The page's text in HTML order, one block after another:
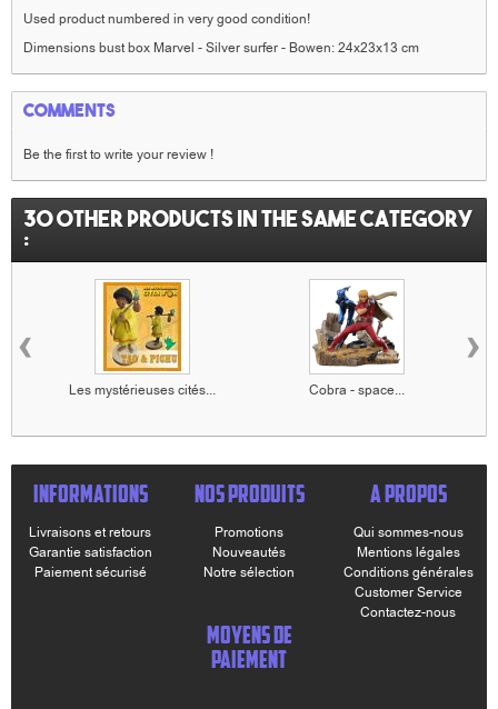
Used product numbered in very good condition!
Dimensions bust box Marvel - Silver surfer - Bowen: 24x23x13 cm
Comments
Be the first to write your review !
30 other products in the same category
:
Les mystérieuses cités... Cobra - space...
‹ ›
INFORMATIONS
Livraisons et retours
Garantie satisfaction
Paiement sécurisé
NOS PRODUITS
Promotions
Nouveautés
Notre sélection
A PROPOS
Qui sommes-nous
Mentions légales
Conditions générales
Customer Service
Contactez-nous
MOYENS DE
PAIEMENT